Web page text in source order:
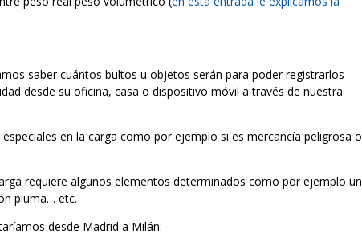
saber cuántos bultos u objetos serán para poder registrarlos
desde su oficina, casa o dispositivo móvil a través de nuestra
en la carga como por ejemplo si es mercancía peligrosa o
requiere algunos elementos determinados como por ejemplo un
pluma… etc.
desde Madrid a Milán: